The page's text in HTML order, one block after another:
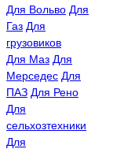
Для Вольво Для
Газ Для
грузовиков
Для Маз Для
Мерседес Для
ПАЗ Для Рено
Для
сельхозтехники
Для